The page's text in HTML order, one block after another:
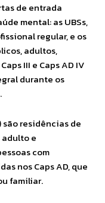
de entrada
mental: as UBSs,
regular, e os
adultos,
III e Caps AD IV
durante os
residências de
e
com
nos Caps AD, que
familiar.